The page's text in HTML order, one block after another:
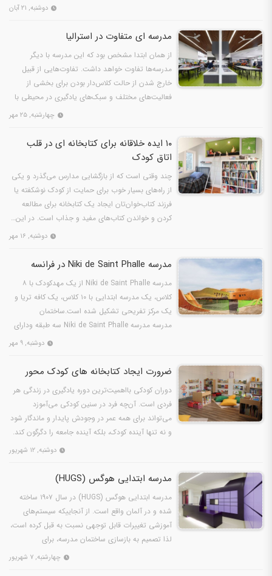
دوشنبه, ۲۱ آبان
مدرسه ای متفاوت در استرالیا
از همان ابتدا مشخص بود که این مدرسه با دیگر
مدرسه‌ها تفاوت خواهد داشت. تفاوت‌هایی از قبیل
خارج شدن از حالت کلاس‌دار بودن برای بخشی از
فعالیت‌های مختلف و سبک‌های یادگیری در محیطی با
چهارشنبه, ۲۵ مهر
۱۰ ایده خلاقانه برای کتابخانه‌ ای در قلب
اتاق کودک
چند وقتی است که از بازگشایی مدارس می‌گذرد و یکی
از راه‌های بسیار خوب برای حمایت از کودک نوشکفته یا
فرزند کتاب‌خوان‌تان ایجاد یک کتابخانه برای مطالعه
کردن و خواندن کتاب‌های مفید و جذاب است. در این…
دوشنبه, ۱۶ مهر
مدرسه Niki de Saint Phalle در فرانسه
مدرسه Niki de Saint Phalle از یک مهدکودک با ۸
کلاس، یک مدرسه ابتدایی با ۱۰ کلاس، یک کافه تریا و
یک مرکز تفریحی تشکیل شده است.ساختمان
مدرسه مدرسه Niki de Saint Phalle سه طبقه ودارای
دوشنبه, ۹ مهر
ضرورت ایجاد کتابخانه‌ های کودک محور
دوران کودکی بااهمیت‌ترین دوره یادگیری در زندگی هر
فردی است. آن‌چه فرد در سنین کودکی می‌آموزد
می‌تواند برای همه عمر در وجودش پایدار و ماندگار شود
و نه تنها آینده کودک، بلکه آینده جامعه را دگرگون کند.
دوشنبه, ۱۲ شهریور
مدرسه ابتدایی هوگس (HUGS)
مدرسه ابتدایی هوگس (HUGS) در سال ۱۹۰۷ ساخته
شده و در آلمان واقع است. از آنجاییکه سیستم‌های
آموزشی تغییرات قابل توجهی نسبت به قبل کرده است،
لذا تصمیم به بازسازی ساختمان مدرسه، برای
چهارشنبه, ۷ شهریور